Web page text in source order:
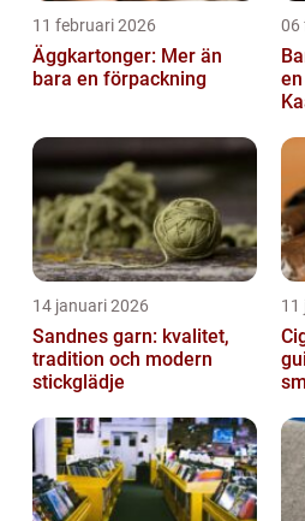
11 februari 2026
Äggkartonger: Mer än
bara en förpackning
06
14 januari 2026
Sandnes garn: kvalitet,
tradition och modern
stickglädje
11